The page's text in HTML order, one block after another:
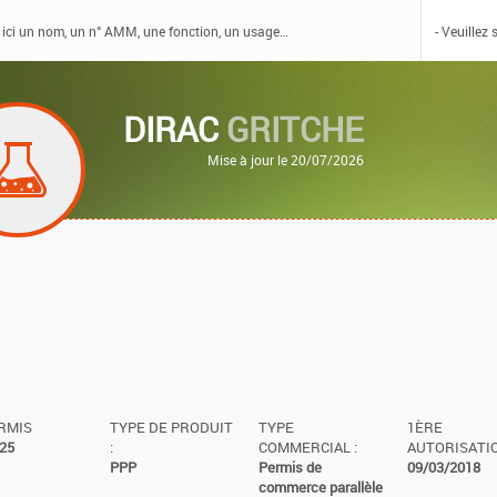
DIRACGRITCHE
Mise à jour le 20/07/2026
TYPE DE PRODUIT
:
PPP
TYPE
COMMERCIAL :
Permis de
commerce parallèle
1ÈRE
09/03/2018